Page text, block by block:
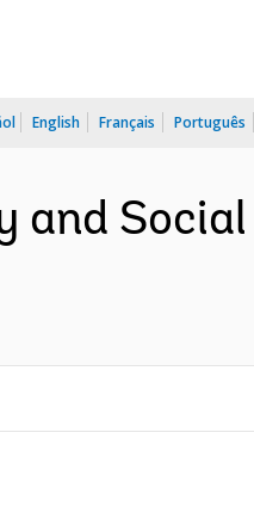
English Français Português
and Social